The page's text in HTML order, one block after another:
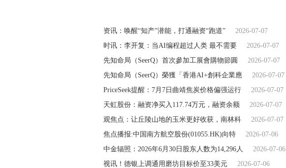
资讯：唤醒“知产”潜能，打通融资“跑道”
2026-07-07
时讯：李开复：当AI编程超过人类 最不需要
2026-07-07
先知命局（SeerQ）首次參加工展會購物節圓
2026-07-07
先知命局（SeerQ）榮獲「香港AI+創科企業應
2026-07-07
PriceSeek提醒：7月7日曲靖焦炭价格偏强运行
2026-07-07
天虹股份：融资净买入117.74万元，融资余额
2026-07-07
观焦点：让丘陵山地的玉米更好收获，南林科
2026-07-07
焦点播报:中国南方航空股份(01055.HK)向特
2026-07-06
中金辐照：2026年6月30日股东人数为14,296人
2026-07-06
视讯！德银上调通用磨坊目标价至33美元
2026-07-06